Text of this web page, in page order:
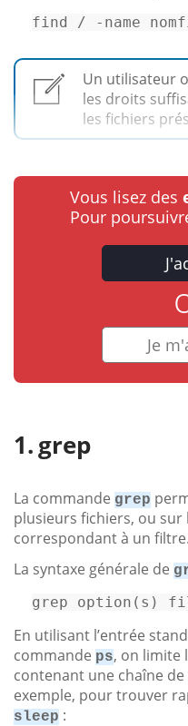
find / -name
Un utilisateur
les droits
les fichiers
Vous lisez des
Pour
Je
grep
La commande grep
plusieurs fichiers, ou sur
correspondant à un filtre.
La syntaxe générale de
grep option (s)
En utilisant l’entrée
commande ps, on limite
contenant une chaîne
exemple, pour trouver
sleep :